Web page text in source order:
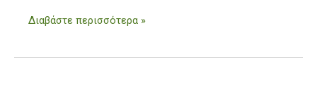
Διαβάστε περισσότερα »